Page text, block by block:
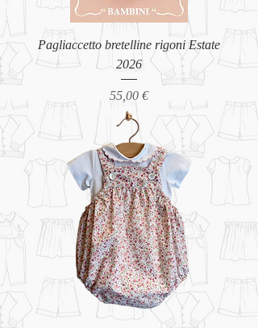
Pagliaccetto bretelline rigoni Estate
2026
Prezzo
55,00 €